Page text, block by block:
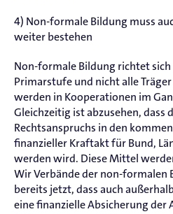
4) Non-formale Bildung muss
weiter bestehen
Non-formale Bildung richtet
Primarstufe und nicht alle
werden in Kooperationen im
Gleichzeitig ist abzusehen, dass
Rechtsanspruchs in den
finanzieller Kraftakt für Bund,
werden wird. Diese Mittel
Wir Verbände der non-
bereits jetzt, dass auch
eine finanzielle Absicherung